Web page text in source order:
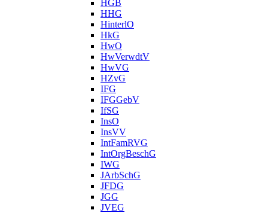
HGB
HHG
HinterlO
HkG
HwO
HwVerwdtV
HwVG
HZvG
IFG
IFGGebV
IfSG
InsO
InsVV
IntFamRVG
IntOrgBeschG
IWG
JArbSchG
JFDG
JGG
JVEG